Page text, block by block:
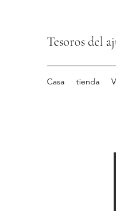
Tesoros del
Casa tienda